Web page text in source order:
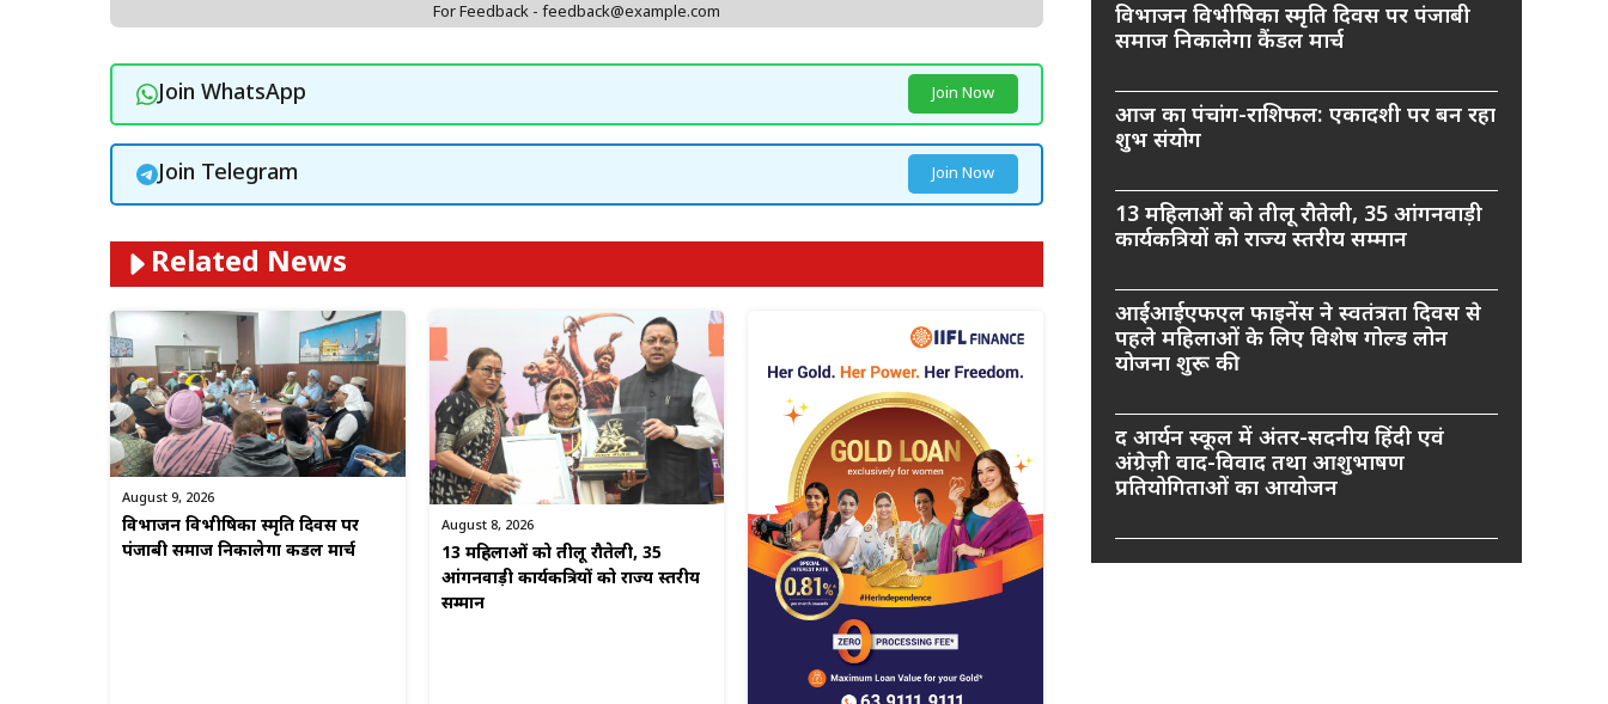
For Feedback - feedback@example.com
Join WhatsApp Join Now
Join Telegram Join Now
Related News
August 9, 2026
विभाजन विभीषिका स्मृति दिवस पर
पंजाबी समाज निकालेगा कैंडल मार्च
August 8, 2026
13 महिलाओं को तीलू रौतेली, 35
आंगनवाड़ी कार्यकत्रियों को राज्य स्तरीय
सम्मान
विभाजन विभीषिका स्मृति दिवस पर पंजाबी
समाज निकालेगा कैंडल मार्च
आज का पंचांग-राशिफल: एकादशी पर बन रहा
शुभ संयोग
13 महिलाओं को तीलू रौतेली, 35 आंगनवाड़ी
कार्यकत्रियों को राज्य स्तरीय सम्मान
आईआईएफएल फाइनेंस ने स्वतंत्रता दिवस से
पहले महिलाओं के लिए विशेष गोल्ड लोन
योजना शुरू की
द आर्यन स्कूल में अंतर-सदनीय हिंदी एवं
अंग्रेज़ी वाद-विवाद तथा आशुभाषण
प्रतियोगिताओं का आयोजन